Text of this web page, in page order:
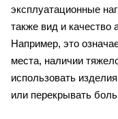
эксплуатационные
также вид и качество
Например, это
места, наличии
использовать
или перекрывать